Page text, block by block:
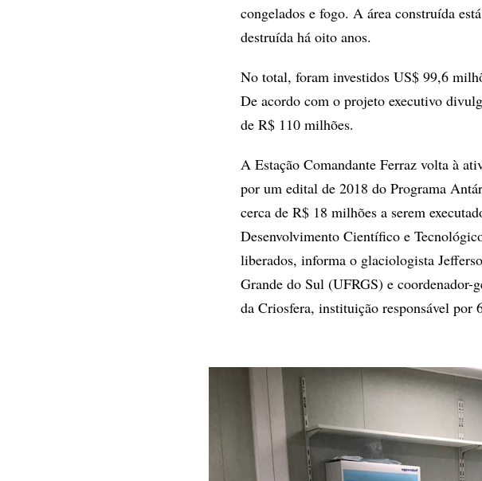
congelados e fogo. A área construída
destruída há oito anos.
No total, foram investidos US$ 99,6
De acordo com o projeto executivo
de R$ 110 milhões.
A Estação Comandante Ferraz volta à
por um edital de 2018 do Programa
cerca de R$ 18 milhões a serem
Desenvolvimento Científico e
liberados, informa o glaciologista
Grande do Sul (UFRGS) e
da Criosfera, instituição responsável por